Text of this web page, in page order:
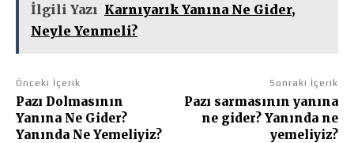
İlgili Yazı Karnıyarık Yanına Ne Gider,
Neyle Yenmeli?
Önceki İçerik
Pazı Dolmasının
Yanına Ne Gider?
Yanında Ne Yemeliyiz?
Sonraki İçerik
Pazı sarmasının yanına
ne gider? Yanında ne
yemeliyiz?